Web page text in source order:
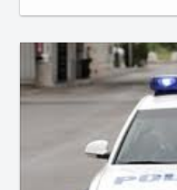
Tibauta in D...